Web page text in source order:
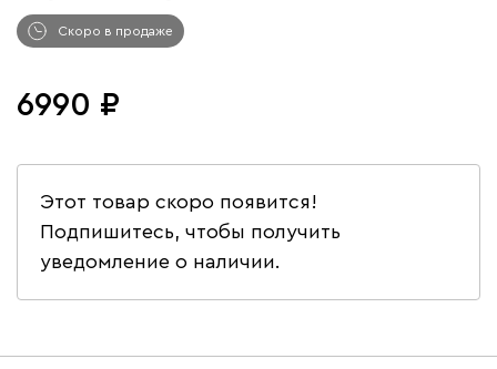
Скоро в продаже
6990
Этот товар скоро появится!
Подпишитесь, чтобы получить
уведомление о наличии.